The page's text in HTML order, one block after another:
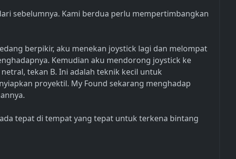
sebelumnya. Kami berdua perlu mempertimbangkan
berpikir, aku menekan joystick lagi dan melompat
Kemudian aku mendorong joystick ke
tekan B. Ini adalah teknik kecil untuk
proyektil. My Found sekarang menghadap
tepat di tempat yang tepat untuk terkena bintang